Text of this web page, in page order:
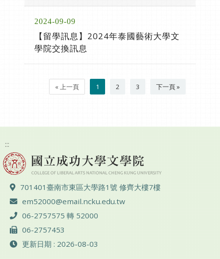
2024-09-09
【留學訊息】2024年泰國藝術大學文
學院交換訊息
« 上一頁 1 2 3 下一頁 »
:::
地址 ：
701401臺南市東區大學路1號 修齊大樓7樓
電子郵件 ：
em52000@email.ncku.edu.tw
電話 ：
06-2757575 轉 52000
傳真 ：
06-2757453
更新日期 : 2026-08-03